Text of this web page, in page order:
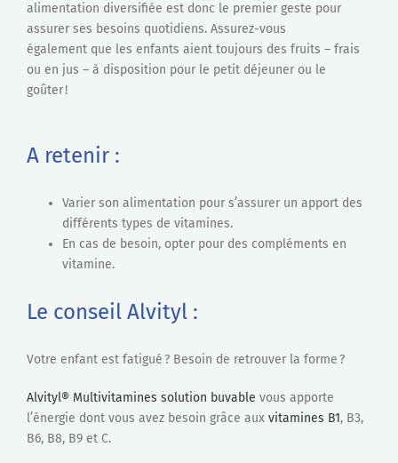
alimentation diversifiée est donc le premier geste pour
assurer ses besoins quotidiens. Assurez-vous
également que les enfants aient toujours des fruits – frais
ou en jus – à disposition pour le petit déjeuner ou le
goûter !
A retenir :
Varier son alimentation pour s’assurer un apport des
différents types de vitamines.
En cas de besoin, opter pour des compléments en
vitamine.
Le conseil Alvityl :
Votre enfant est fatigué ? Besoin de retrouver la forme ?
Alvityl® Multivitamines solution buvable vous apporte
l’énergie dont vous avez besoin grâce aux vitamines B1, B3,
B6, B8, B9 et C.